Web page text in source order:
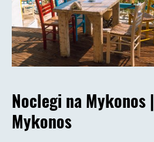
Noclegi na Mykonos |
Mykonos